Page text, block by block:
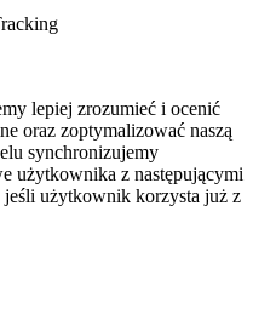
lepiej zrozumieć i ocenić
oraz zoptymalizować naszą
synchronizujemy
użytkownika z następującymi
użytkownik korzysta już z